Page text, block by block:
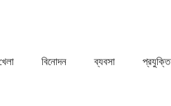
⁠বিনোদন ব্যবসা প্রযুক্তি